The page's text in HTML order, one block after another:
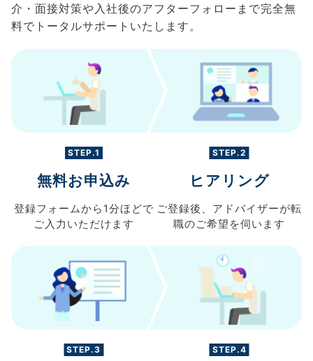
介・面接対策や入社後のアフターフォローまで完全無
料でトータルサポートいたします。
STEP.1
無料お申込み
登録フォームから 1分ほどで
ご入力 いただけます
STEP.2
ヒアリング
ご登録後、 アドバイザーが転
職のご希望を伺います
STEP.3 STEP.4